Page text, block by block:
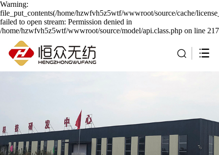
Warning:
file_put_contents(/home/hzwfvh5z5wtf/wwwroot/source/cache/
failed to open stream: Permission denied in
/home/hzwfvh5z5wtf/wwwroot/source/model/api.class.php on line 217